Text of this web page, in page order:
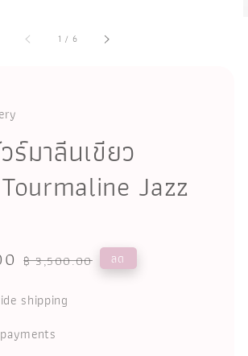
1 / 6
มาลีนเขียว
Jazz
Regular
฿ 3,500.00 ลด
shipping